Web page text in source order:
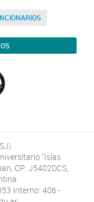
"Islas
CP: J5402DCS,
Interno: 406 -